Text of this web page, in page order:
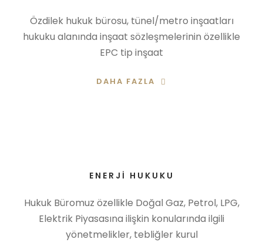
Özdilek hukuk bürosu, tünel/metro inşaatları
hukuku alanında inşaat sözleşmelerinin özellikle
EPC tip inşaat
DAHA FAZLA
ENERJI HUKUKU
Hukuk Büromuz özellikle Doğal Gaz, Petrol, LPG,
Elektrik Piyasasına ilişkin konularında ilgili
yönetmelikler, tebliğler kurul